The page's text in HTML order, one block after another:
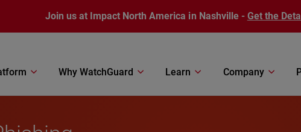
Join us at Impact North America in Nashville - Get the
Why WatchGuard Learn Company